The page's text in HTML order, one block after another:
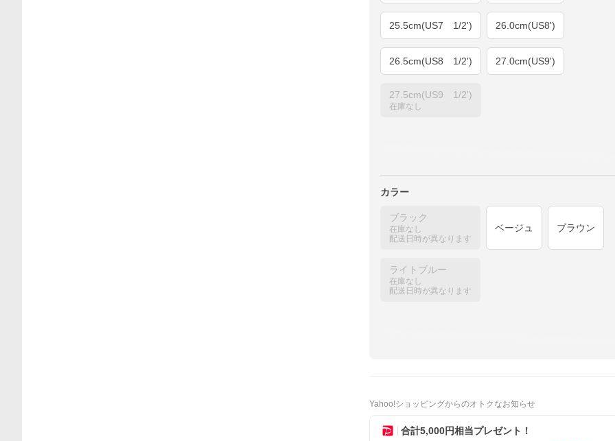
25.5cm(US7 1/2') 26.0cm(US8')
26.5cm(US8 1/2') 27.0cm(US9')
27.5cm(US9 1/2')
在庫なし
カラー
ブラック
在庫なし
配送日時が異なります
ベージュ ブラウン
ライトブルー
在庫なし
配送日時が異なります
Yahoo!ショッピングからのオトクなお知らせ
合計5,000円相当プレゼント！